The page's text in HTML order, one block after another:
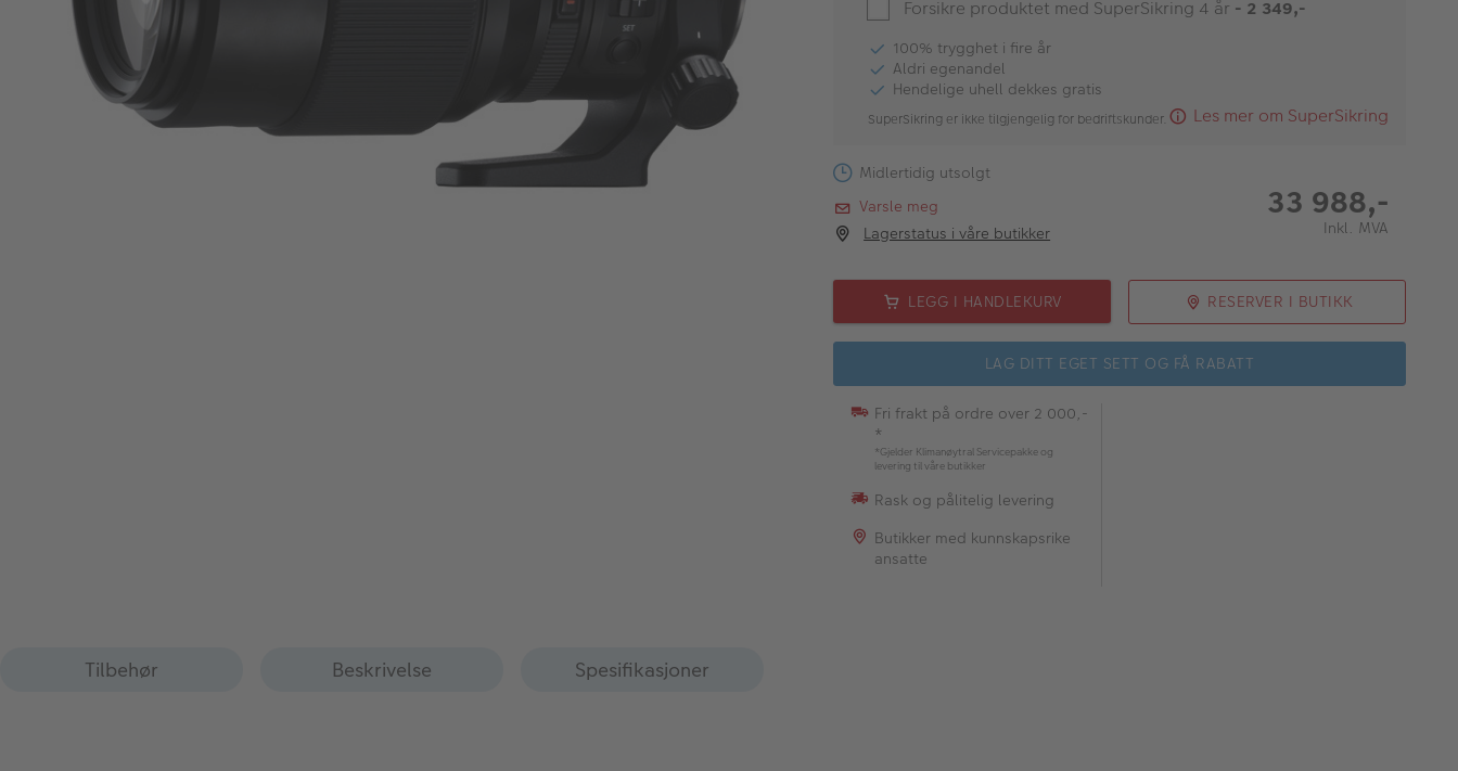
Forsikre produktet med SuperSikring 4 år - 2 349,-
100% trygghet i fire år
Aldri egenandel
Hendelige uhell dekkes gratis
SuperSikring er ikke tilgjengelig for bedriftskunder. Les mer om SuperSikring
Midlertidig utsolgt
Varsle meg
Lagerstatus i våre butikker
33 988,-
Inkl. MVA
LEGG I HANDLEKURV RESERVER I BUTIKK
LAG DITT EGET SETT OG FÅ RABATT
Fri frakt på ordre over 2 000,-
*
*Gjelder Klimanøytral Servicepakke og
levering til våre butikker
Rask og pålitelig levering
Butikker med kunnskapsrike
ansatte
Tilbehør Beskrivelse Spesifikasjoner